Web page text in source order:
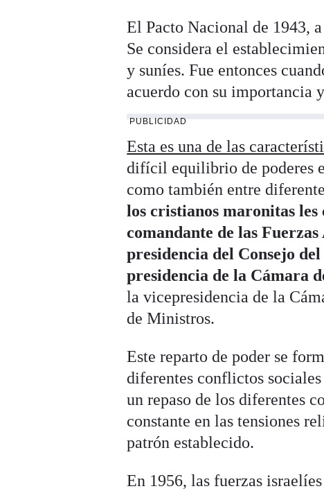
El Pacto Nacional de 1943,
Se considera el
y suníes. Fue entonces
acuerdo con su importancia
PUBLICIDAD
Esta es una de las
difícil equilibrio de poderes
como también entre
los cristianos maronitas
comandante de las
presidencia del Consejo
presidencia de la Cámara
la vicepresidencia de la
de Ministros.
Este reparto de poder se
diferentes conflictos
un repaso de los diferentes
constante en las tensiones
patrón establecido.
En 1956, las fuerzas